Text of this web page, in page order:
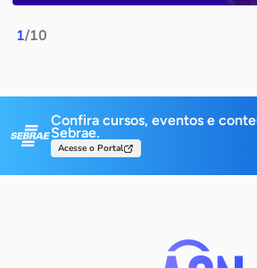
1/10
Confira cursos, eventos e
Sebrae.
Acesse o Portal